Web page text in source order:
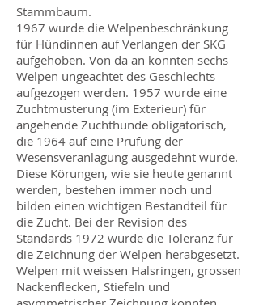
Stammbaum.
1967 wurde die Welpenbeschränkung
für Hündinnen auf Verlangen der SKG
aufgehoben. Von da an konnten sechs
Welpen ungeachtet des Geschlechts
aufgezogen werden. 1957 wurde eine
Zuchtmusterung (im Exterieur) für
angehende Zuchthunde obligatorisch,
die 1964 auf eine Prüfung der
Wesensveranlagung ausgedehnt wurde.
Diese Körungen, wie sie heute genannt
werden, bestehen immer noch und
bilden einen wichtigen Bestandteil für
die Zucht. Bei der Revision des
Standards 1972 wurde die Toleranz für
die Zeichnung der Welpen herabgesetzt.
Welpen mit weissen Halsringen, grossen
Nackenflecken, Stiefeln und